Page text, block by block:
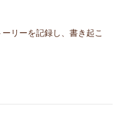
リーを記録し、書き起こ